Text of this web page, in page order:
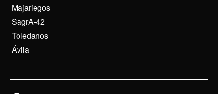
Majariegos
SagrA-42
Toledanos
Ávila